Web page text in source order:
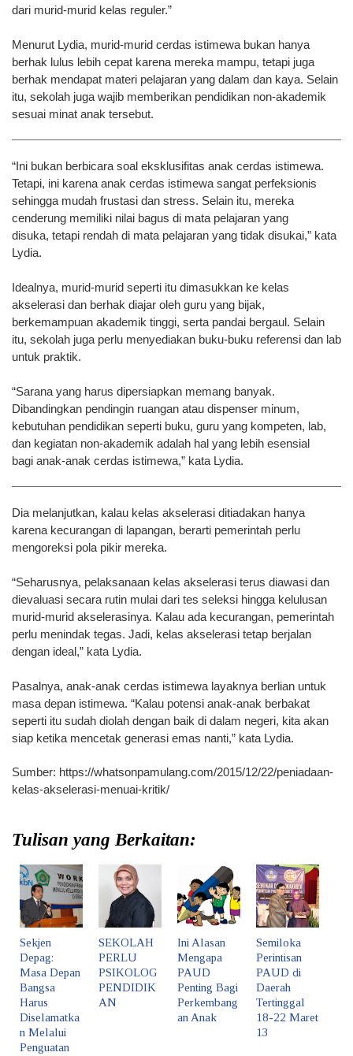
dari murid-murid kelas reguler.”
Menurut Lydia, murid-murid cerdas istimewa bukan hanya
berhak lulus lebih cepat karena mereka mampu, tetapi juga
berhak mendapat materi pelajaran yang dalam dan kaya. Selain
itu, sekolah juga wajib memberikan pendidikan non-akademik
sesuai minat anak tersebut.
“Ini bukan berbicara soal eksklusifitas anak cerdas istimewa.
Tetapi, ini karena anak cerdas istimewa sangat perfeksionis
sehingga mudah frustasi dan stress. Selain itu, mereka
cenderung memiliki nilai bagus di mata pelajaran yang
disuka, tetapi rendah di mata pelajaran yang tidak disukai,” kata
Lydia.
Idealnya, murid-murid seperti itu dimasukkan ke kelas
akselerasi dan berhak diajar oleh guru yang bijak,
berkemampuan akademik tinggi, serta pandai bergaul. Selain
itu, sekolah juga perlu menyediakan buku-buku referensi dan lab
untuk praktik.
“Sarana yang harus dipersiapkan memang banyak.
Dibandingkan pendingin ruangan atau dispenser minum,
kebutuhan pendidikan seperti buku, guru yang kompeten, lab,
dan kegiatan non-akademik adalah hal yang lebih esensial
bagi anak-anak cerdas istimewa,” kata Lydia.
Dia melanjutkan, kalau kelas akselerasi ditiadakan hanya
karena kecurangan di lapangan, berarti pemerintah perlu
mengoreksi pola pikir mereka.
“Seharusnya, pelaksanaan kelas akselerasi terus diawasi dan
dievaluasi secara rutin mulai dari tes seleksi hingga kelulusan
murid-murid akselerasinya. Kalau ada kecurangan, pemerintah
perlu menindak tegas. Jadi, kelas akselerasi tetap berjalan
dengan ideal,” kata Lydia.
Pasalnya, anak-anak cerdas istimewa layaknya berlian untuk
masa depan istimewa. “Kalau potensi anak-anak berbakat
seperti itu sudah diolah dengan baik di dalam negeri, kita akan
siap ketika mencetak generasi emas nanti,” kata Lydia.
Sumber: https://whatsonpamulang.com/2015/12/22/peniadaan-
kelas-akselerasi-menuai-kritik/
Tulisan yang Berkaitan:
Sekjen
Depag:
Masa Depan
Bangsa
Harus
Diselamatka
n Melalui
Penguatan
SEKOLAH
PERLU
PSIKOLOG
PENDIDIK
AN
Ini Alasan
Mengapa
PAUD
Penting Bagi
Perkembang
an Anak
Semiloka
Perintisan
PAUD di
Daerah
Tertinggal
18-22 Maret
13